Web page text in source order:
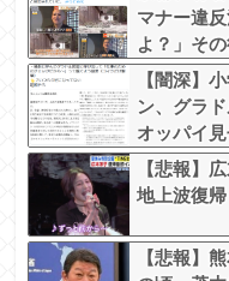
マナー違
よ？」そ
で全焼
【闇深】
ン、グラ
オッパイ
るｗｗｗｗ
【悲報】
地上波復帰
【悲報】